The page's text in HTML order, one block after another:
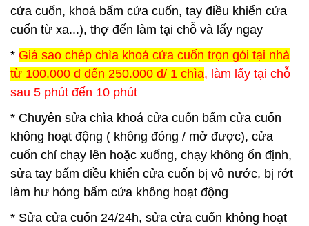
cửa cuốn, khoá bấm cửa cuốn, tay điều khiển cửa
cuốn từ xa...), thợ đến làm tại chỗ và lấy ngay
* Giá sao chép chìa khoá cửa cuốn trọn gói tại nhà
từ 100.000 đ đến 250.000 đ/ 1 chìa, làm lấy tại chỗ
sau 5 phút đến 10 phút
* Chuyên sửa chìa khoá cửa cuốn bấm cửa cuốn
không hoạt động ( không đóng / mở được), cửa
cuốn chỉ chạy lên hoặc xuống, chạy không ổn định,
sửa tay bấm điều khiển cửa cuốn bị vô nước, bị rớt
làm hư hỏng bấm cửa không hoạt động
* Sửa cửa cuốn 24/24h, sửa cửa cuốn không hoạt